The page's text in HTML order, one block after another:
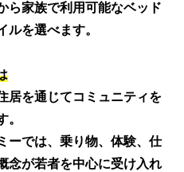
ら家族で利用可能なベッド
を選べます。
居を通じてコミュニティを
ーでは、乗り物、体験、仕
念が若者を中心に受け入れ